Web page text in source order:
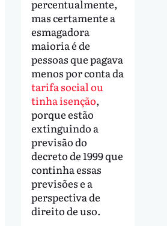
percentualmente,
mas certamente a
esmagadora
maioria é de
pessoas que pagava
menos por conta da
tarifa social ou
tinha isenção,
porque estão
extinguindo a
previsão do
decreto de 1999 que
continha essas
previsões e a
perspectiva de
direito de uso.